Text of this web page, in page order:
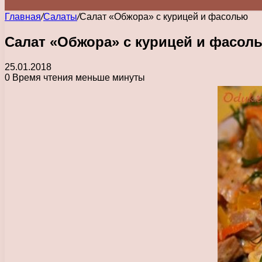
Главная/Салаты/Салат «Обжора» с курицей и фасолью
Салат «Обжора» с курицей и
25.01.2018
0 Время чтения меньше минуты